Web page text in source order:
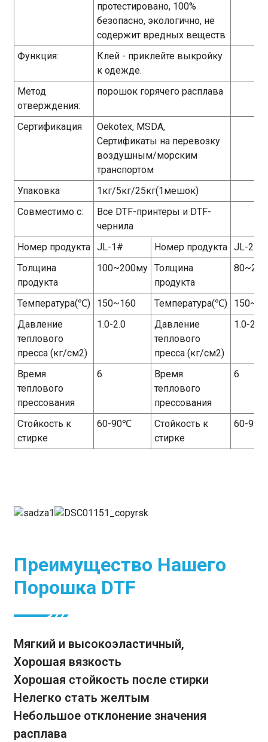
протестировано, 100%
безопасно, экологично, не
содержит вредных веществ
Функция:
Клей - приклейте выкройку
к одежде.
Метод
отверждения:
порошок горячего расплава
Сертификация
Oekotex, MSDA,
Сертификаты на перевозку
воздушным/морским
транспортом
Упаковка
1кг/5кг/25кг(1мешок)
Совместимо с:
Все DTF-принтеры и DTF-
чернила
Номер продукта JL-1# Номер продукта JL-2#
Толщина
продукта
100~200му Толщина
продукта
Температура(℃) 150~160 Температура(℃)
Давление
теплового
пресса (кг/см2)
1.0-2.0
Давление
теплового
пресса (кг/см2)
1.0-2.0
Время
теплового
прессования
6
Время
теплового
прессования
6
Стойкость к
стирке
60-90℃
Стойкость к
стирке
60-90℃
Преимущество Нашего
Порошка DTF
Мягкий и высокоэластичный,
Хорошая вязкость
Хорошая стойкость после стирки
Нелегко стать желтым
Небольшое отклонение значения
расплава